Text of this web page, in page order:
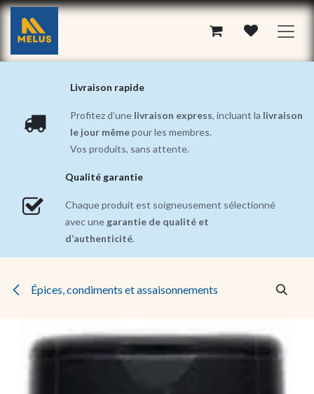
Se rendre au contenu
Livraison rapide
Profitez d’une livraison express, incluant la livraison
le jour mêmepour les membres.
Vos produits, sans attente.
Qualité garantie
Chaque produit est soigneusement sélectionné
avec une garantie de qualité et
d’authenticité.
Épices, condiments et assaisonnements